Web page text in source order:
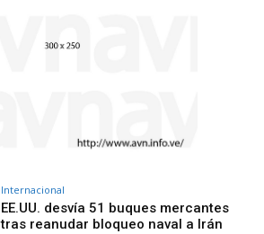
Internacional
EE.UU. desvía 51 buques mercantes
tras reanudar bloqueo naval a Irán